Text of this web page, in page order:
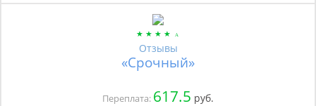
Отзывы
«Срочный»
Переплата: 617.5 руб.